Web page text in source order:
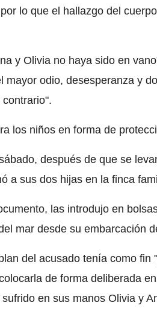
lo que el hallazgo del
y Olivia no haya sido en
mayor odio, desesperanza y
los niños en forma de
después de que se
a sus dos hijas en la finca
las introdujo en
mar desde su embarcación
del acusado tenía como fin
de forma deliberada
en sus manos Olivia y